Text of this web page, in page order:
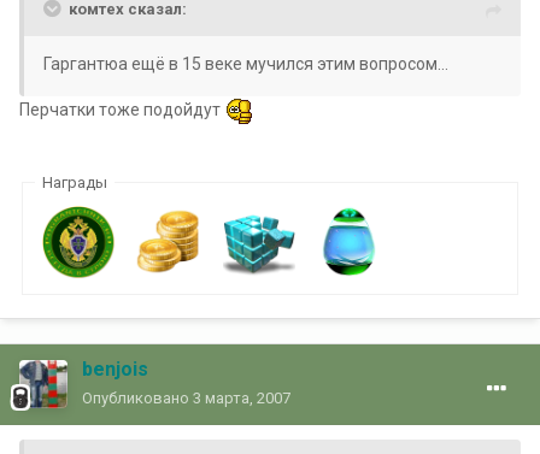
комтех сказал:
Гаргантюа ещё в 15 веке мучился этим вопросом...
Перчатки тоже подойдут
Награды
benjois
Опубликовано 3 марта, 2007